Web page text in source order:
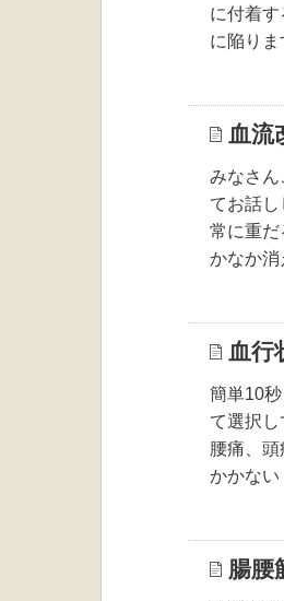
に付着
に陥り
血流
みなさん
てお話
常に重だ
かなか
血行
簡単10
て選択
腰痛、
かかな
腸腰